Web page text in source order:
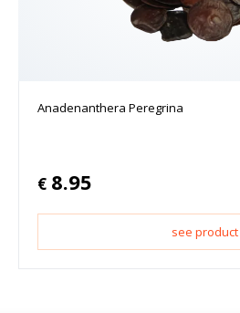
Anadenanthera Peregrina
€ 8.95
see product